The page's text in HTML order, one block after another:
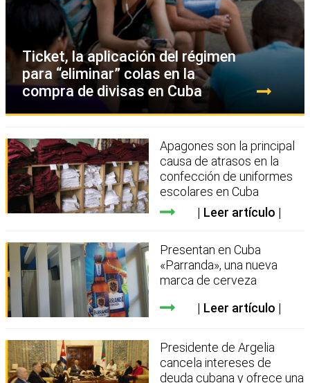
Ticket, la aplicación del régimen
para “eliminar” colas en la
compra de divisas en Cuba
Apagones son la principal
causa de atrasos en la
confección de uniformes
escolares en Cuba
Leer artículo
Presentan en Cuba
«Parranda», una nueva
marca de cerveza
Leer artículo
Presidente de Argelia
cancela intereses de
deuda cubana y ofrece una